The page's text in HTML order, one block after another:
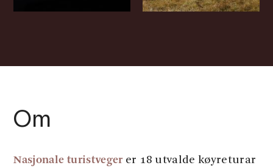
Om
Nasjonale turistveger er 18 utvalde køyreturar